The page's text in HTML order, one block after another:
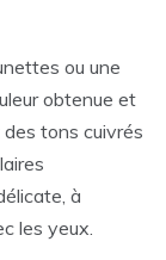
ou une
obtenue et
tons cuivrés
à
les yeux.